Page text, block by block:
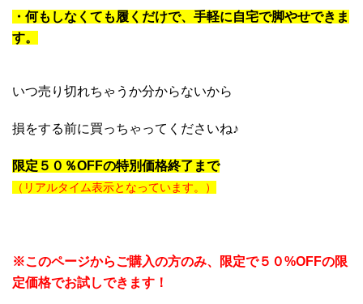
・何もしなくても履くだけで、手軽に自宅で脚やせできま
す。
いつ売り切れちゃうか分からないから
損をする前に買っちゃってくださいね♪
限定５０％OFFの特別価格終了まで残り少しお早めに
（リアルタイム表示となっています。）
※このページからご購入の方のみ、限定で５０%OFFの限
定価格でお試しできます！